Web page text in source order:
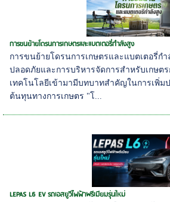
การขนย้ายโดรนการเกษตรและแบตเตอรี่กำลังสูง
การขนย้ายโดรนการเกษตรและแบตเตอรี่ก
ปลอดภัยและการบริหารจัดการสำหรับเกษต
เทคโนโลยีเข้ามามีบทบาทสำคัญในการเพิ่ม
ต้นทุนทางการเกษตร "โ...
LEPAS L6 EV รถเอสยูวีไฟฟ้าพรีเมียมรุ่นใหม่